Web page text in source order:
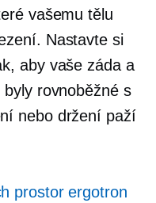
vašemu tělu
Nastavte si
aby vaše záda a
rovnoběžné s
nebo držení paží
prostor ergotron